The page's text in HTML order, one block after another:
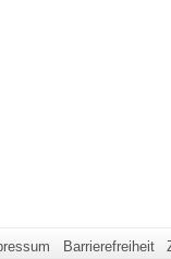
Barrierefreiheit